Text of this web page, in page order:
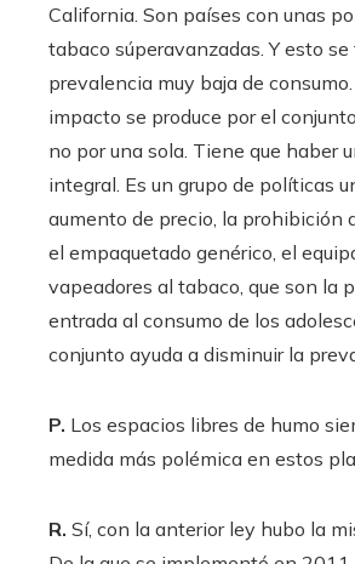
California. Son países con unas
tabaco súperavanzadas. Y esto
prevalencia muy baja de
impacto se produce por el
no por una sola. Tiene que haber
integral. Es un grupo de políticas
aumento de precio, la prohibición
el empaquetado genérico, el
vapeadores al tabaco, que son la
entrada al consumo de los
conjunto ayuda a disminuir la
P. Los espacios libres de humo
medida más polémica en estos
R. Sí, con la anterior ley hubo la